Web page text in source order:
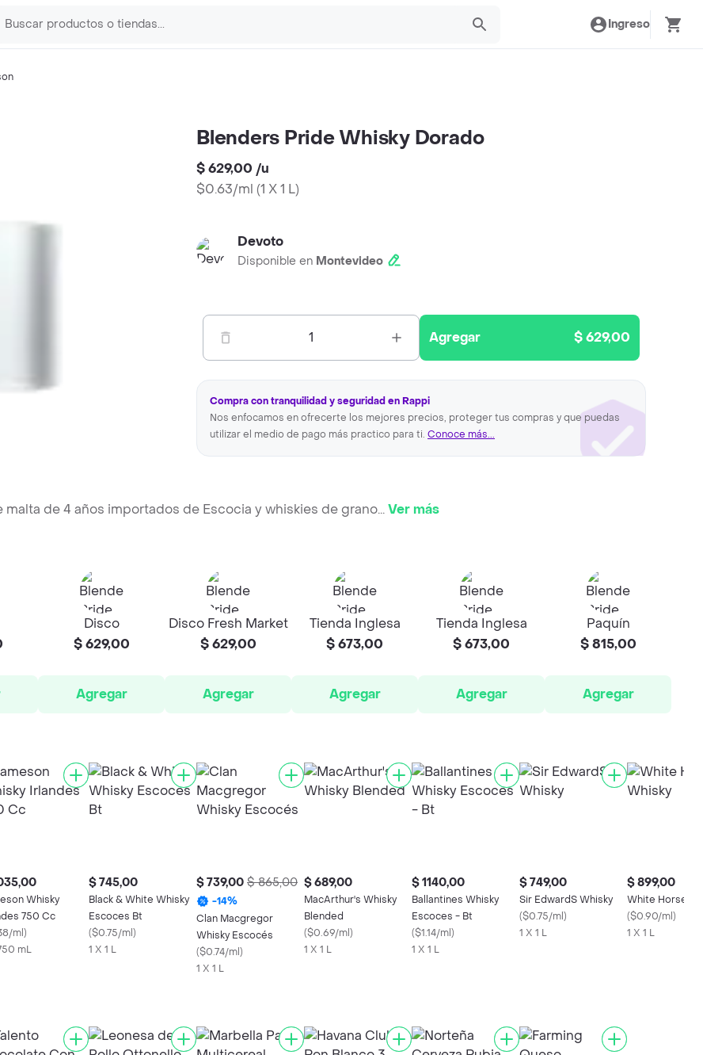
Ingreso
Blenders Pride Whisky Dorado
$ 629,00 /u
$0.63/ml (1 X 1 L)
Devoto
Disponible en Montevideo
1 Agregar $ 629,00
Compra con tranquilidad y seguridad en Rappi
Nos enfocamos en ofrecerte los mejores precios, proteger tus compras y que puedas
utilizar el medio de pago más practico para ti. Conoce más...
de 4 años importados de Escocia y whiskies de grano...Ver más
Disco
$ 629,00
Agregar
Disco Fresh Market
$ 629,00
Agregar
Tienda Inglesa
$ 673,00
Agregar
Tienda Inglesa
$ 673,00
Agregar
Paquín
$ 815,00
Agregar
Whisky
750 Cc
ml)
mL
$ 745,00
Black & White Whisky
Escoces Bt
($0.75/ml)
1 X 1 L
$ 739,00 $ 865,00
-14%
Clan Macgregor
Whisky Escocés
($0.74/ml)
1 X 1 L
$ 689,00
MacArthur's Whisky
Blended
($0.69/ml)
1 X 1 L
$ 1140,00
Ballantines Whisky
Escoces - Bt
($1.14/ml)
1 X 1 L
$ 749,00
Sir EdwardS Whisky
($0.75/ml)
1 X 1 L
$ 899,00
White Horse
($0.90/ml)
1 X 1 L